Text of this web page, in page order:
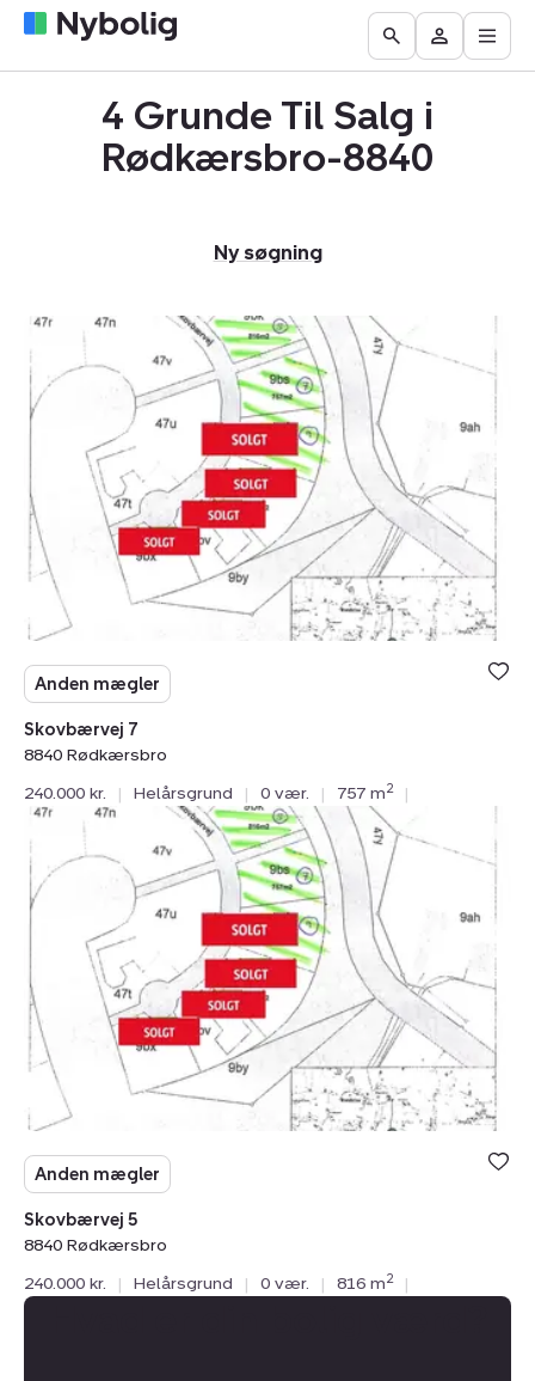
Boliger
til
Find
mægler
Få
vurderet
bolig
Go
to
the
Search
page
Besøg
Mit
Åbn
4 Grunde Til Salg i
Rødkærsbro-8840
Ny søgning
Helårsgrund:
Skovbærvej
7,
8840
Rødkærsbro
Anden mægler
Skovbærvej 7
8840 Rødkærsbro
240.000 kr.
| Helårsgrund | 0 vær. | 757 m2 |
Helårsgrund:
Skovbærvej
5,
8840
Rødkærsbro
Anden mægler
Skovbærvej 5
8840 Rødkærsbro
240.000 kr.
| Helårsgrund | 0 vær. | 816 m2 |